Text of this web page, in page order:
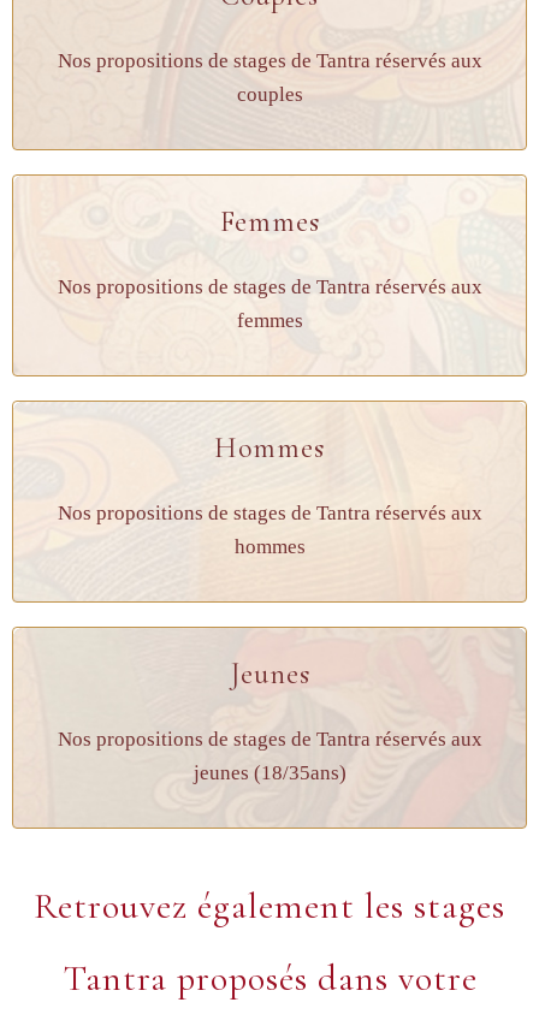
Nos propositions de stages de Tantra réservés aux
couples
Femmes
Nos propositions de stages de Tantra réservés aux
femmes
Hommes
Nos propositions de stages de Tantra réservés aux
hommes
Jeunes
Nos propositions de stages de Tantra réservés aux
jeunes (18/35ans)
Retrouvez également les stages
Tantra proposés dans votre